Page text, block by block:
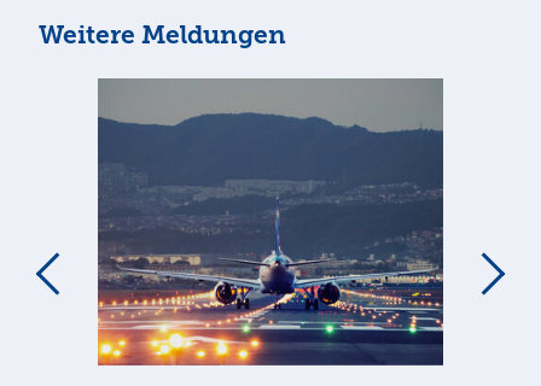
Weitere Meldungen